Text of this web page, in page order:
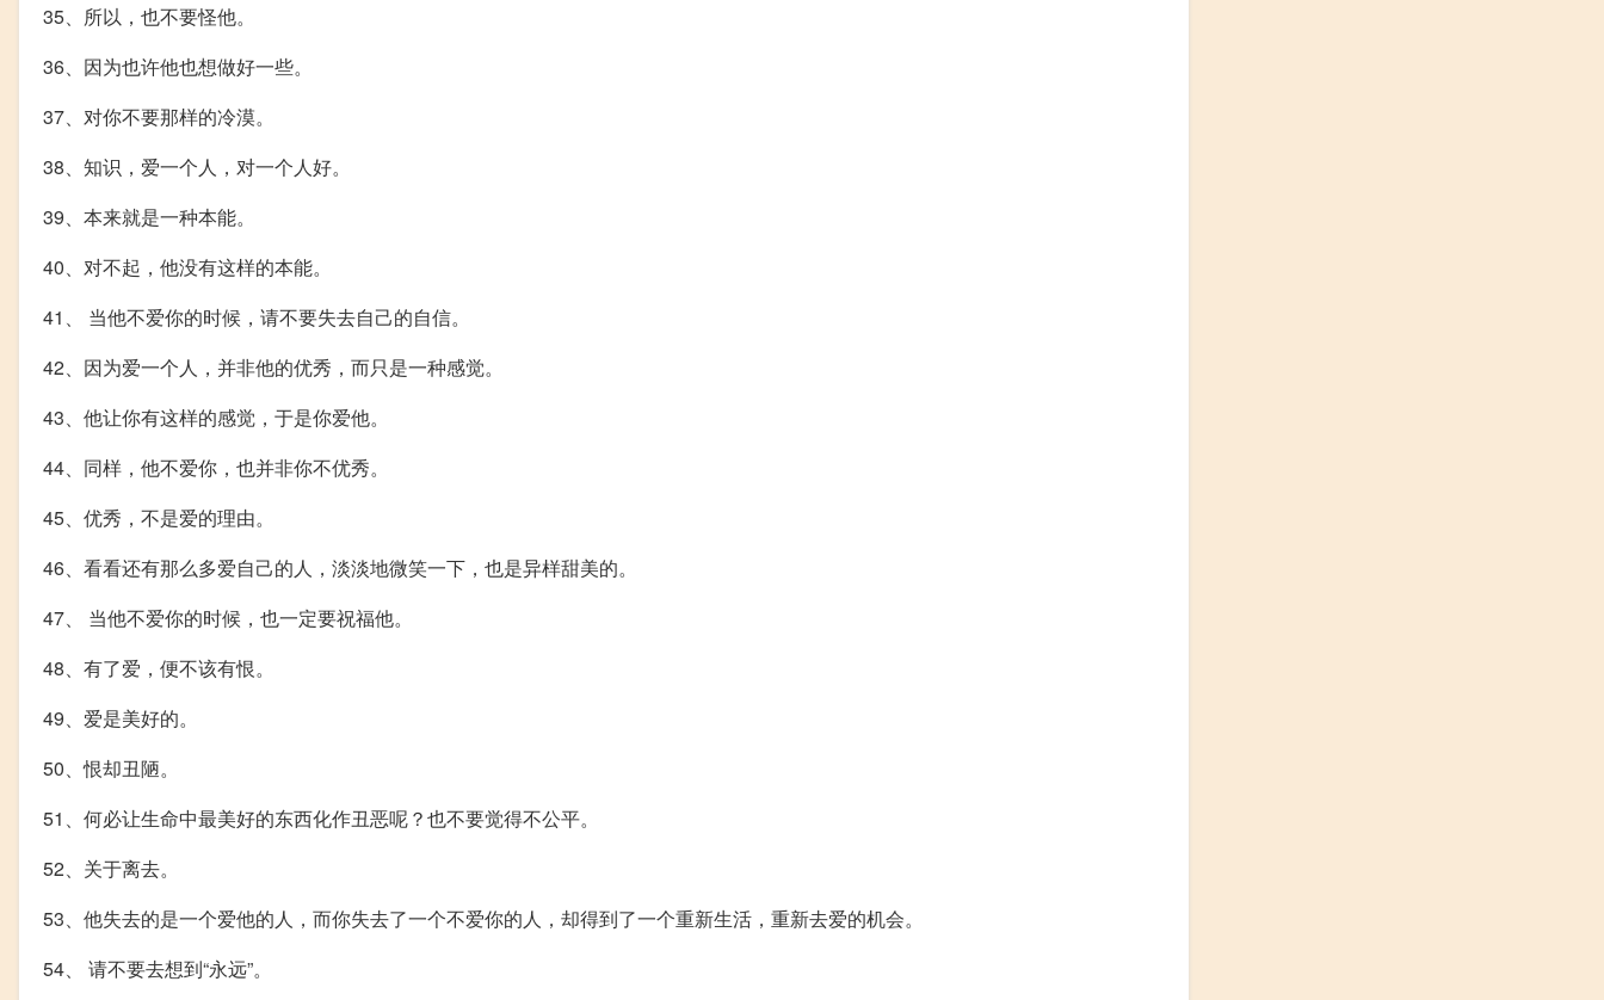
35、所以，也不要怪他。
36、因为也许他也想做好一些。
37、对你不要那样的冷漠。
38、知识，爱一个人，对一个人好。
39、本来就是一种本能。
40、对不起，他没有这样的本能。
41、 当他不爱你的时候，请不要失去自己的自信。
42、因为爱一个人，并非他的优秀，而只是一种感觉。
43、他让你有这样的感觉，于是你爱他。
44、同样，他不爱你，也并非你不优秀。
45、优秀，不是爱的理由。
46、看看还有那么多爱自己的人，淡淡地微笑一下，也是异样甜美的。
47、 当他不爱你的时候，也一定要祝福他。
48、有了爱，便不该有恨。
49、爱是美好的。
50、恨却丑陋。
51、何必让生命中最美好的东西化作丑恶呢？也不要觉得不公平。
52、关于离去。
53、他失去的是一个爱他的人，而你失去了一个不爱你的人，却得到了一个重新生活，重新去爱的机会。
54、 请不要去想到“永远”。